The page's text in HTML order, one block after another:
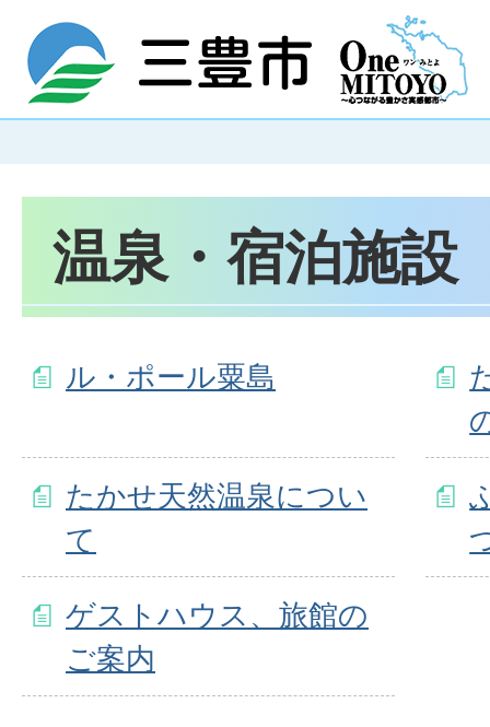
温泉・宿泊施設
ル・ポール粟島
たかせ天然温泉につい
て
ゲストハウス、旅館の
ご案内